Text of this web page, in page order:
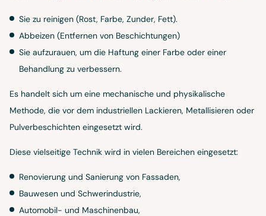
Sie zu reinigen (Rost, Farbe, Zunder, Fett).
Abbeizen (Entfernen von Beschichtungen)
Sie aufzurauen, um die Haftung einer Farbe oder einer
Behandlung zu verbessern.
Es handelt sich um eine mechanische und physikalische
Methode, die vor dem industriellen Lackieren, Metallisieren oder
Pulverbeschichten eingesetzt wird.
Diese vielseitige Technik wird in vielen Bereichen eingesetzt:
Renovierung und Sanierung von Fassaden,
Bauwesen und Schwerindustrie,
Automobil- und Maschinenbau,